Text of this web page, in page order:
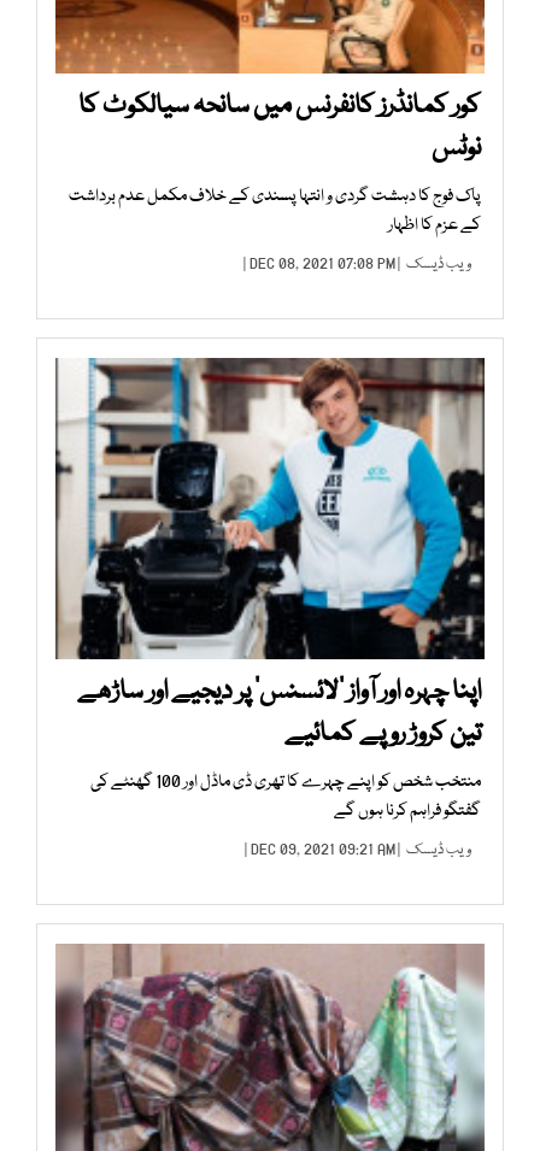
کور کمانڈرز کانفرنس میں سانحہ سیالکوٹ کا
نوٹس
پاک فوج کا دہشت گردی و انتہا پسندی کے خلاف مکمل عدم برداشت
کے عزم کا اظہار
ویب ڈیسک | DEC 08, 2021 07:08 PM |
اپنا چہرہ اور آواز ’لائسنس‘ پر دیجیے اور ساڑھے
تین کروڑ روپے کمائیے
منتخب شخص کو اپنے چہرے کا تھری ڈی ماڈل اور 100 گھنٹے کی
گفتگو فراہم کرنا ہوں گے
ویب ڈیسک | DEC 09, 2021 09:21 AM |